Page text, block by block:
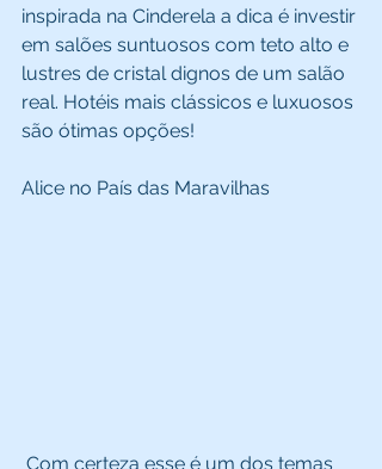
inspirada na Cinderela a dica é investir
em salões suntuosos com teto alto e
lustres de cristal dignos de um salão
real. Hotéis mais clássicos e luxuosos
são ótimas opções!
Alice no País das Maravilhas